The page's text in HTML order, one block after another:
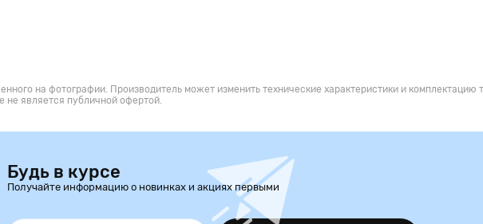
на фотографии. Производитель может изменить технические характеристики и комплектацию
не является публичной офертой.
Будь в курсе
Получайте информацию о новинках и акциях первыми